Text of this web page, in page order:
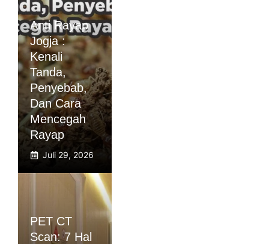
Anti Rayap
Jogja :
Kenali
Tanda,
Penyebab,
Dan Cara
Mencegah
Rayap
Juli 29, 2026
PET CT
Scan: 7 Hal